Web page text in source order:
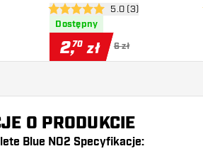
recenzji otwórz panel recenzji
5 gwiazdki oceny5.0 (3)
Dostępny
2,70 zł 6 zł
O PRODUKCIE
Blue NO2 Specyfikacje: